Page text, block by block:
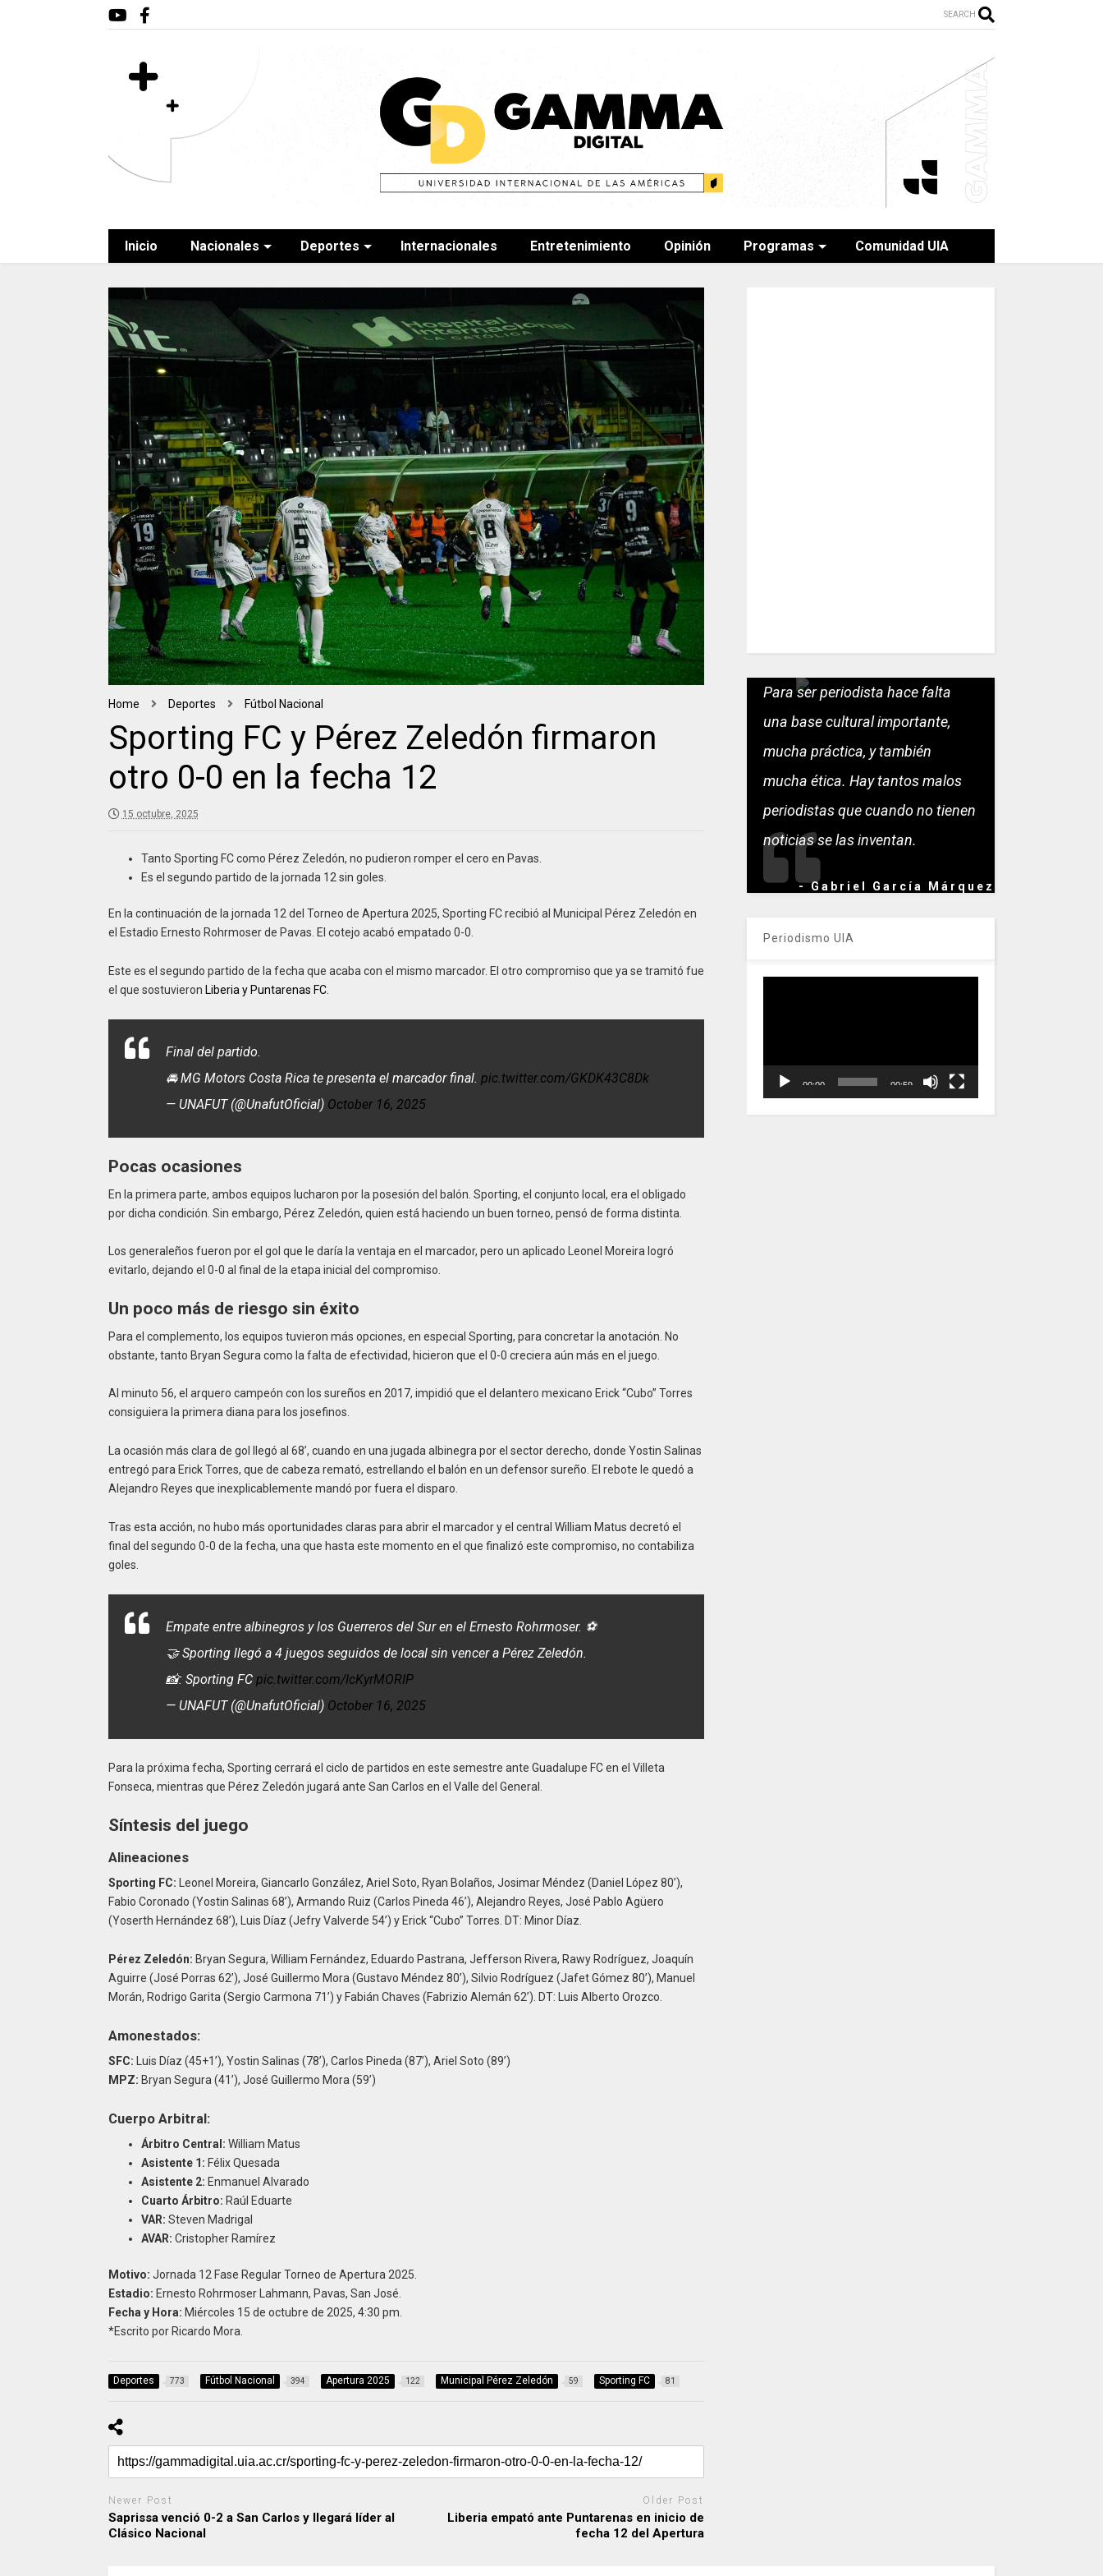
SEARCH
Inicio Nacionales Deportes Internacionales Entretenimiento Opinión Programas Comunidad UIA
Home Deportes Fútbol Nacional
Sporting FC y Pérez Zeledón firmaron
otro 0-0 en la fecha 12
15 octubre, 2025
Tanto Sporting FC como Pérez Zeledón, no pudieron romper el cero en Pavas.
Es el segundo partido de la jornada 12 sin goles.
En la continuación de la jornada 12 del Torneo de Apertura 2025, Sporting FC recibió al Municipal Pérez Zeledón en
el Estadio Ernesto Rohrmoser de Pavas. El cotejo acabó empatado 0-0.
Este es el segundo partido de la fecha que acaba con el mismo marcador. El otro compromiso que ya se tramitó fue
el que sostuvieron Liberia y Puntarenas FC.
Final del partido.
🚘 MG Motors Costa Rica te presenta el marcador final. pic.twitter.com/GKDK43C8Dk
— UNAFUT (@UnafutOficial) October 16, 2025
Pocas ocasiones
En la primera parte, ambos equipos lucharon por la posesión del balón. Sporting, el conjunto local, era el obligado
por dicha condición. Sin embargo, Pérez Zeledón, quien está haciendo un buen torneo, pensó de forma distinta.
Los generaleños fueron por el gol que le daría la ventaja en el marcador, pero un aplicado Leonel Moreira logró
evitarlo, dejando el 0-0 al final de la etapa inicial del compromiso.
Un poco más de riesgo sin éxito
Para el complemento, los equipos tuvieron más opciones, en especial Sporting, para concretar la anotación. No
obstante, tanto Bryan Segura como la falta de efectividad, hicieron que el 0-0 creciera aún más en el juego.
Al minuto 56, el arquero campeón con los sureños en 2017, impidió que el delantero mexicano Erick “Cubo” Torres
consiguiera la primera diana para los josefinos.
La ocasión más clara de gol llegó al 68’, cuando en una jugada albinegra por el sector derecho, donde Yostin Salinas
entregó para Erick Torres, que de cabeza remató, estrellando el balón en un defensor sureño. El rebote le quedó a
Alejandro Reyes que inexplicablemente mandó por fuera el disparo.
Tras esta acción, no hubo más oportunidades claras para abrir el marcador y el central William Matus decretó el
final del segundo 0-0 de la fecha, una que hasta este momento en el que finalizó este compromiso, no contabiliza
goles.
Empate entre albinegros y los Guerreros del Sur en el Ernesto Rohrmoser. ⚽
🤝 Sporting llegó a 4 juegos seguidos de local sin vencer a Pérez Zeledón.
📸: Sporting FC pic.twitter.com/IcKyrMORIP
— UNAFUT (@UnafutOficial) October 16, 2025
Para la próxima fecha, Sporting cerrará el ciclo de partidos en este semestre ante Guadalupe FC en el Villeta
Fonseca, mientras que Pérez Zeledón jugará ante San Carlos en el Valle del General.
Síntesis del juego
Alineaciones
Sporting FC: Leonel Moreira, Giancarlo González, Ariel Soto, Ryan Bolaños, Josimar Méndez (Daniel López 80’),
Fabio Coronado (Yostin Salinas 68’), Armando Ruiz (Carlos Pineda 46’), Alejandro Reyes, José Pablo Agüero
(Yoserth Hernández 68’), Luis Díaz (Jefry Valverde 54’) y Erick “Cubo” Torres. DT: Minor Díaz.
Pérez Zeledón: Bryan Segura, William Fernández, Eduardo Pastrana, Jefferson Rivera, Rawy Rodríguez, Joaquín
Aguirre (José Porras 62’), José Guillermo Mora (Gustavo Méndez 80’), Silvio Rodríguez (Jafet Gómez 80’), Manuel
Morán, Rodrigo Garita (Sergio Carmona 71’) y Fabián Chaves (Fabrizio Alemán 62’). DT: Luis Alberto Orozco.
Amonestados:
SFC: Luis Díaz (45+1’), Yostin Salinas (78’), Carlos Pineda (87’), Ariel Soto (89’)
MPZ: Bryan Segura (41’), José Guillermo Mora (59’)
Cuerpo Arbitral:
Árbitro Central: William Matus
Asistente 1: Félix Quesada
Asistente 2: Enmanuel Alvarado
Cuarto Árbitro: Raúl Eduarte
VAR: Steven Madrigal
AVAR: Cristopher Ramírez
Motivo: Jornada 12 Fase Regular Torneo de Apertura 2025.
Estadio: Ernesto Rohrmoser Lahmann, Pavas, San José.
Fecha y Hora: Miércoles 15 de octubre de 2025, 4:30 pm.
*Escrito por Ricardo Mora.
Deportes 773 Fútbol Nacional 394 Apertura 2025 122 Municipal Pérez Zeledón 59 Sporting FC 81
Newer Post
Saprissa venció 0-2 a San Carlos y llegará líder al
Clásico Nacional
Older Post
Liberia empató ante Puntarenas en inicio de
fecha 12 del Apertura
Para ser periodista hace falta
una base cultural importante,
mucha práctica, y también
mucha ética. Hay tantos malos
periodistas que cuando no tienen
noticias se las inventan.
- Gabriel García Márquez
Periodismo UIA
00:00 00:59